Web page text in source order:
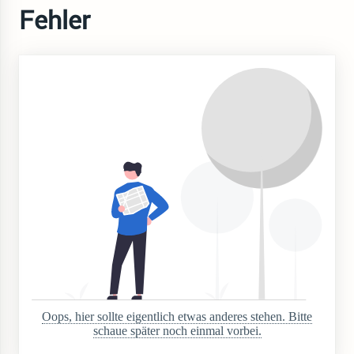
Fehler
Oops, hier sollte eigentlich etwas anderes stehen. Bitte
schaue später noch einmal vorbei.